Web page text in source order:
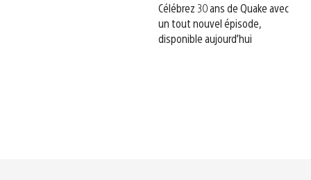
Célébrez 30 ans de Quake avec
un tout nouvel épisode,
disponible aujourd’hui